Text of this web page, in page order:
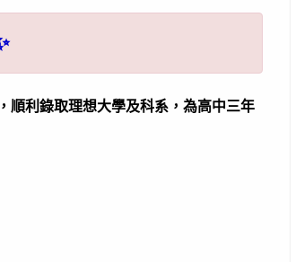
順利錄取理想大學及科系，為高中三年